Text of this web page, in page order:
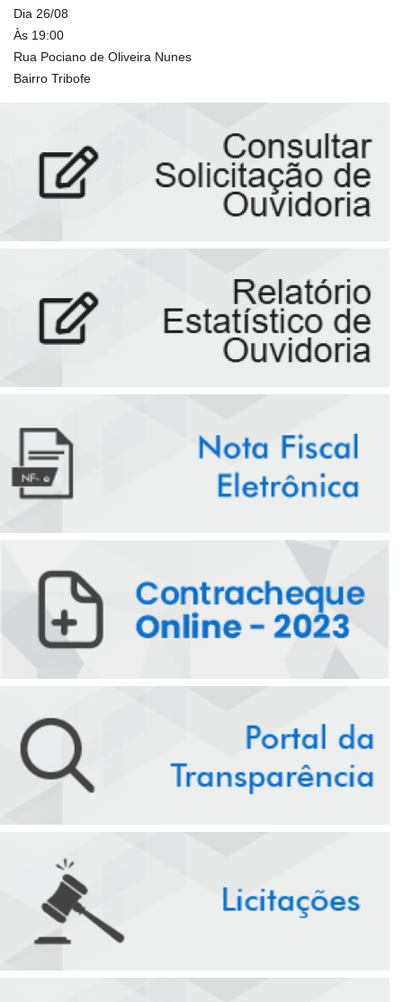
Dia 26/08
Às 19:00
Rua Pociano de Oliveira Nunes
Bairro Tribofe